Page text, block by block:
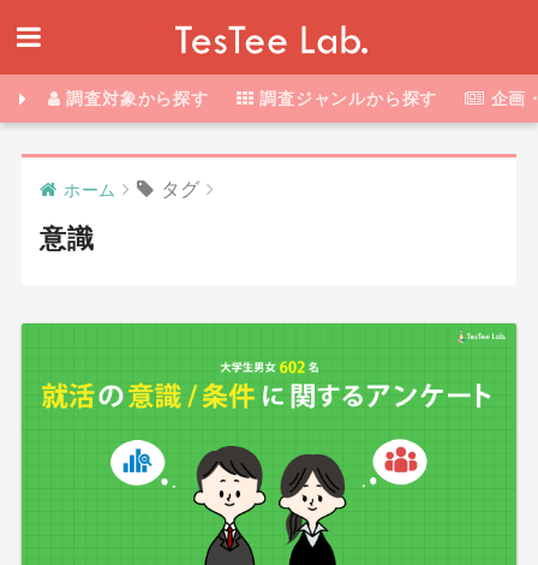
調査対象から探す 調査ジャンルから探す 企画
ホーム タグ
意識